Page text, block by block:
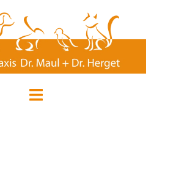
Menü